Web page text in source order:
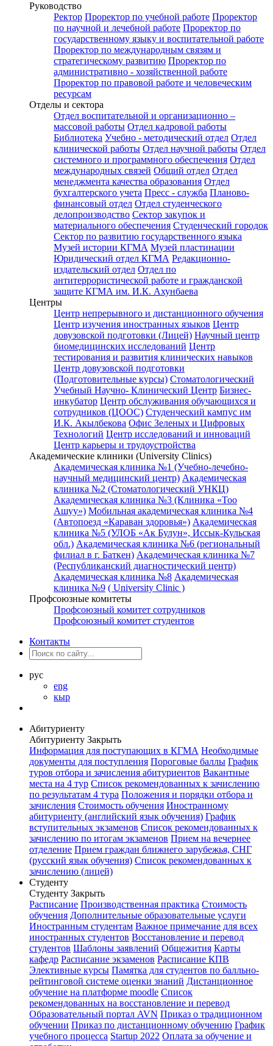
Руководство
Ректор Проректор по учебной работе Проректор
по научной и лечебной работе Проректор по
государственному языку и воспитательной работе
Проректор по международным связям и
стратегическому развитию Проректор по
административно - хозяйственной работе
Проректор по правовой работе и человеческим
ресурсам
Отделы и сектора
Отдел воспитательной и организационно –
массовой работы Отдел кадровой работы
Библиотека Учебно - методический отдел Отдел
клинической работы Отдел научной работы Отдел
системного и программного обеспечения Отдел
международных связей Общий отдел Отдел
менеджмента качества образования Отдел
бухгалтерского учета Пресс - служба Планово-
финансовый отдел Отдел студенческого
делопроизводство Сектор закупок и
материального обеспечения Студенческий городок
Сектор по развитию государственного языка
Музей истории КГМА Музей пластинации
Юридический отдел КГМА Редакционно-
издательский отдел Отдел по
антитеррористической работе и гражданской
защите КГМА им. И.К. Ахунбаева
Центры
Центр непрерывного и дистанционного обучения
Центр изучения иностранных языков Центр
довузовской подготовки (Лицей) Научный центр
биомедицинских исследований Центр
тестирования и развития клинических навыков
Центр довузовской подготовки
(Подготовительные курсы) Стоматологический
Учебный Научно- Клинический Центр Бизнес-
инкубатор Центр обслуживания обучающихся и
сотрудников (ЦООС) Студенческий кампус им
И.К. Акылбекова Офис Зеленых и Цифровых
Технологий Центр исследований и инноваций
Центр карьеры и трудоустройства
Академические клиники (University Clinics)
Академическая клиника №1 (Учебно-лечебно-
научный медицинский центр) Академическая
клиника №2 (Стоматологический УНКЦ)
Академическая клиника №3 (Клиника «Тоо
Ашуу») Мобильная академическая клиника №4
(Автопоезд «Караван здоровья») Академическая
клиника №5 (УЛОБ «Ак Булун», Иссык-Кульская
обл.) Академическая клиника №6 (региональный
филиал в г. Баткен) Академическая клиника №7
(Республиканский диагностический центр)
Академическая клиника №8 Академическая
клиника №9 ( University Clinic )
Профсоюзные комитеты
Профсоюзный комитет сотрудников
Профсоюзный комитет студентов
Контакты
рус
eng
кыр
Абитуриенту
Абитуриенту Закрыть
Информация для поступающих в КГМА Необходимые
документы для поступления Пороговые баллы График
туров отбора и зачисления абитуриентов Вакантные
места на 4 тур Список рекомендованных к зачислению
по результатам 4 тура Положения и порядки отбора и
зачисления Стоимость обучения Иностранному
абитуриенту (английский язык обучения) График
вступительных экзаменов Список рекомендованных к
зачислению по итогам экзаменов Прием на вечернее
отделение Прием граждан ближнего зарубежья, СНГ
(русский язык обучения) Список рекомендованных к
зачислению (лицей)
Студенту
Студенту Закрыть
Расписание Производственная практика Стоимость
обучения Дополнительные образовательные услуги
Иностранным студентам Важное примечание для всех
иностранных студентов Восстановление и перевод
студентов Шаблоны заявлений Общежития Карты
кафедр Расписание экзаменов Расписание КПВ
Элективные курсы Памятка для студентов по балльно-
рейтинговой системе оценки знаний Дистанционное
обучение на платформе moodle Список
рекомендованных на восстановление и перевод
Образовательный портал AVN Приказ о традиционном
обучении Приказ по дистанционному обучению График
учебного процесса Startup 2022 Оплата за обучение и